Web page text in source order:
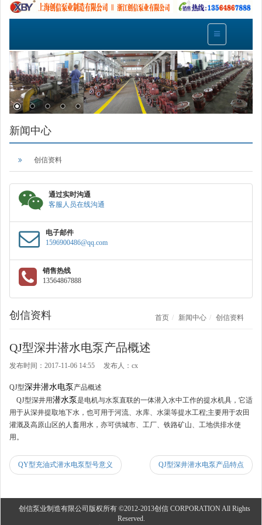
新闻中心
创信资料
通过实时沟通
客服人员在线沟通
电子邮件
1596900486@qq.com
销售热线
13564867888
创信资料 首页 新闻中心 创信资料
QJ型深井潜水电泵产品概述
发布时间：2017-11-06 14:55 发布人：cx
QJ型深井潜水电泵 产品概述
QJ型深井用潜水泵是电机与水泵直联的一体潜入水中工作的提水机具，它适
用于从深井提取地下水，也可用于河流、水库、水渠等提水工程;主要用于农田
灌溉及高原山区的人畜用水，亦可供城市、工厂、铁路矿山、工地供排水使
用。
QY型充油式潜水电泵型号意义 QJ型深井潜水电泵产品特点
创信泵业制造有限公司版权所有 ©2012-2013创信 CORPORATION All Rights
Reserved.